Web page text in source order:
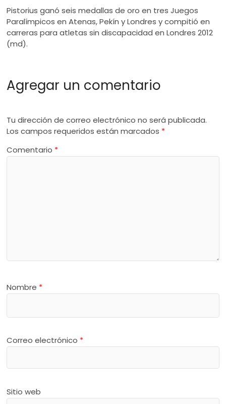
Pistorius ganó seis medallas de oro en tres Juegos
Paralímpicos en Atenas, Pekín y Londres y compitió en
carreras para atletas sin discapacidad en Londres 2012
(md).
Agregar un comentario
Tu dirección de correo electrónico no será publicada.
Los campos requeridos están marcados *
Comentario *
Nombre *
Correo electrónico *
Sitio web